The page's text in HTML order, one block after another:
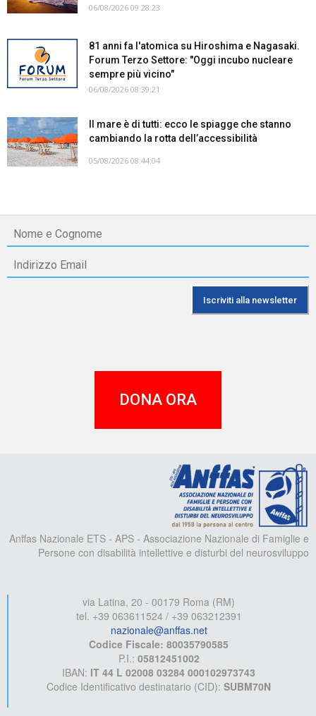
06/08/2026 09:28:23
81 anni fa l'atomica su Hiroshima e Nagasaki.
Forum Terzo Settore: "Oggi incubo nucleare
sempre più vicino"
06/08/2026 08:39:21
Il mare è di tutti: ecco le spiagge che stanno
cambiando la rotta dell’accessibilità
05/08/2026 08:44:04
DONA ORA
Anffas Nazionale ETS - APS - Associazione Nazionale di Famiglie e
Persone con disabilità intellettive e disturbi del neurosviluppo
via Latina, 20 - 00179 Roma (RM)
tel. +39 063611524 / +39 063212391
nazionale@anffas.net
Codice Fiscale: 80035790585
P.I.: 05812451002
IBAN: IT 44 L 02008 03284 000102973743
Codice Identificativo destinatario (CID): SUBM70N